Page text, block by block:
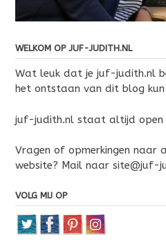
WELKOM OP JUF-JUDITH.NL
Wat leuk dat je juf-judith.nl
het ontstaan van dit blog kun
juf-judith.nl staat altijd open
Vragen of opmerkingen naar
website? Mail naar site@juf-
VOLG MIJ OP